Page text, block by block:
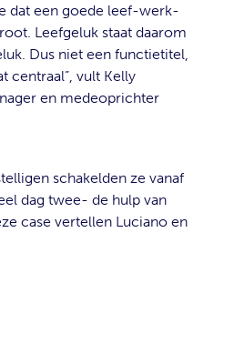
dat een goede leef-werk-
Leefgeluk staat daarom
Dus niet een functietitel,
centraal”, vult Kelly
en medeoprichter
schakelden ze vanaf
dag twee- de hulp van
case vertellen Luciano en